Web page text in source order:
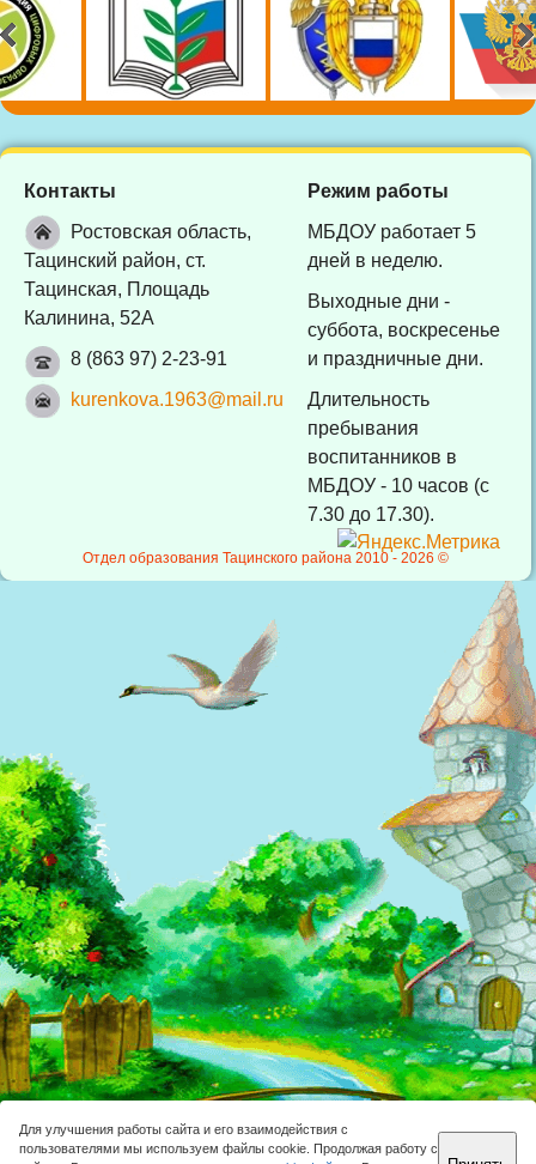
Контакты
Ростовская область,
Тацинский район, ст.
Тацинская, Площадь
Калинина, 52А
8 (863 97) 2-23-91
kurenkova.1963@mail.ru
Режим работы
МБДОУ работает 5
дней в неделю.
Выходные дни -
суббота, воскресенье
и праздничные дни.
Длительность
пребывания
воспитанников в
МБДОУ - 10 часов (с
7.30 до 17.30).
Отдел образования Тацинского района 2010 - 2026 ©
Для улучшения работы сайта и его взаимодействия с
пользователями мы используем файлы cookie. Продолжая работу с